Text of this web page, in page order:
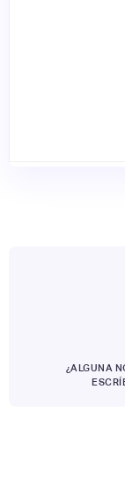
¿ALGUNA